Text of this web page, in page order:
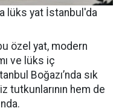
lüks yat İstanbul'da
özel yat, modern
ve lüks iç
Boğazı’nda sık
tutkunlarının hem de